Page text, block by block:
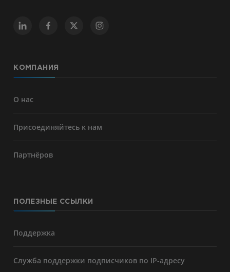
КОМПАНИЯ
О нас
Присоединяйтесь к нам
Партнёров
ПОЛЕЗНЫЕ ССЫЛКИ
Поддержка
Служба поддержки подписчиков по IP-адресу